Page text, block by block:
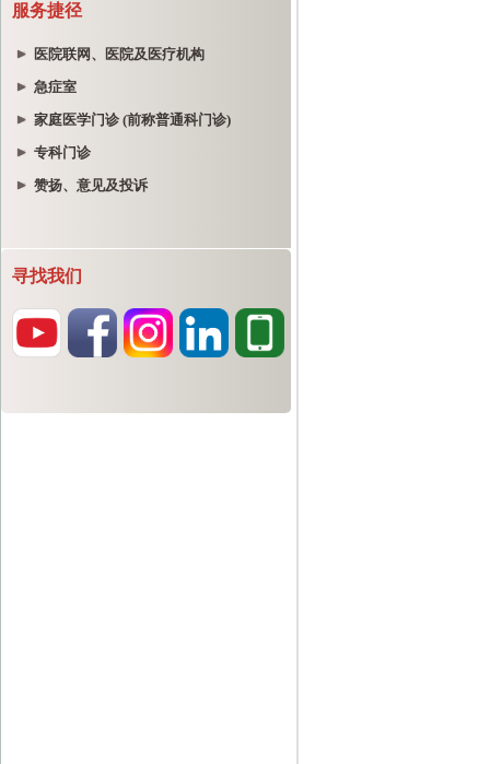
服务捷径
医院联网、医院及医疗机构
急症室
家庭医学门诊 (前称普通科门诊)
专科门诊
赞扬、意见及投诉
寻找我们